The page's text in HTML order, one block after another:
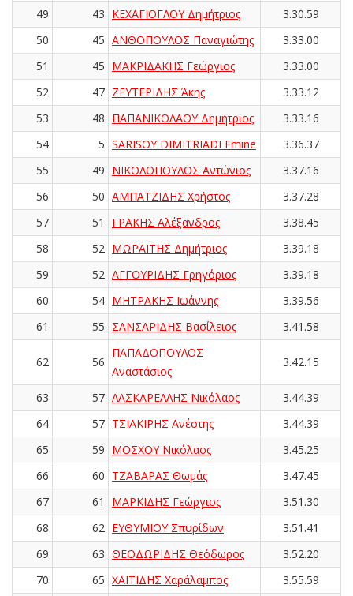
49 43 ΚΕΧΑΓΙΟΓΛΟΥ Δημήτριος
3.30.59
50
45 ΑΝΘΟΠΟΥΛΟΣ Παναγιώτης
3.33.00
51
45 ΜΑΚΡΙΔΑΚΗΣ Γεώργιος
3.33.00
52
47 ΖΕΥΤΕΡΙΔΗΣ Άκης
3.33.12
53
48 ΠΑΠΑΝΙΚΟΛΑΟΥ Δημήτριος
3.33.16
54
5 SARISOY DIMITRIADI Emine
3.36.37
55
49 ΝΙΚΟΛΟΠΟΥΛΟΣ Αντώνιος
3.37.16
56
50 ΑΜΠΑΤΖΙΔΗΣ Χρήστος
3.37.28
57
51 ΓΡΑΚΗΣ Αλέξανδρος
3.38.45
58
52 ΜΩΡΑΪΤΗΣ Δημήτριος
3.39.18
59
52 ΑΓΓΟΥΡΙΔΗΣ Γρηγόριος
3.39.18
60
54 ΜΗΤΡΑΚΗΣ Ιωάννης
3.39.56
61
55 ΣΑΝΣΑΡΙΔΗΣ Βασίλειος 3.41.58
62 56
ΠΑΠΑΔΟΠΟΥΛΟΣ
Αναστάσιος
3.42.15
63 57 ΛΑΣΚΑΡΕΛΛΗΣ Νικόλαος
3.44.39
64
57 ΤΣΙΑΚΙΡΗΣ Ανέστης
3.44.39
65
59 ΜΟΣΧΟΥ Νικόλαος
3.45.25
66
60 ΤΖΑΒΑΡΑΣ Θωμάς
3.47.45
67
61 ΜΑΡΚΙΔΗΣ Γεώργιος
3.51.30
68
62 ΕΥΘΥΜΙΟΥ Σπυρίδων
3.51.41
69
63 ΘΕΟΔΩΡΙΔΗΣ Θεόδωρος
3.52.20
70
65 ΧΑΪΤΙΔΗΣ Χαράλαμπος 3.55.59